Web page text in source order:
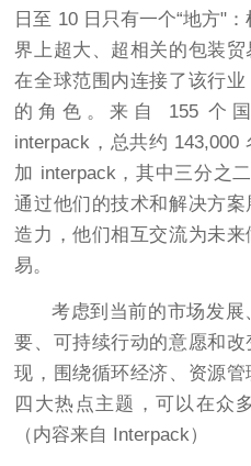
日至 10 日只有一个“地方"
界上超大、超相关的包装贸
在全球范围内连接了该行
的角色。来自 155 个
interpack，总共约
加 interpack，其中三分之
通过他们的技术和解决方
造力，他们相互交流为未
易。
考虑到当前的市场发
要、可持续行动的意愿和
现，围绕循环经济、资源
四大热点主题，可以在众
（内容来自 Interpack）